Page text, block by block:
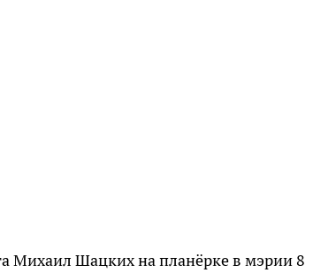
Михаил Шацких на планёрке в мэрии 8